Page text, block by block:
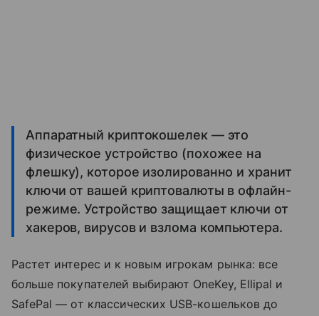
Аппаратный криптокошелек — это
физическое устройство (похожее на
флешку), которое изолированно и хранит
ключи от вашей криптовалюты в офлайн-
режиме. Устройство защищает ключи от
хакеров, вирусов и взлома компьютера.
Растет интерес и к новым игрокам рынка: все
больше покупателей выбирают OneKey, Ellipal и
SafePal — от классических USB-кошельков до